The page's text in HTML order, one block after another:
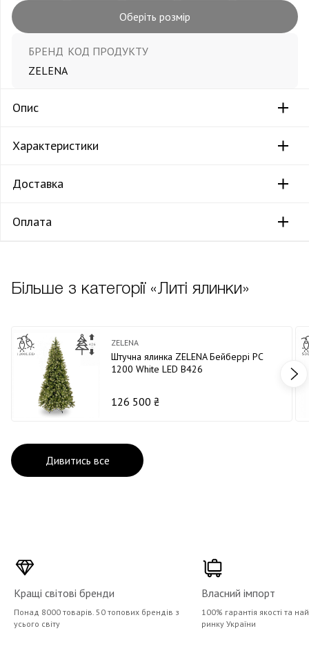
Оберіть розмір
БРЕНД
ZELENA
КОД ПРОДУКТУ
Опис
Характеристики
Доставка
Оплата
Більше з категорії «Литі ялинки»
ZELENA
Штучна ялинка ZELENA Бейберрі PC
1200 White LED В426
126 500 ₴
Дивитись все
Кращі світові бренди
Понад 8000 товарів. 50 топових брендів з
усього світу
Власний імпорт
100% гарантія якості та
ринку України